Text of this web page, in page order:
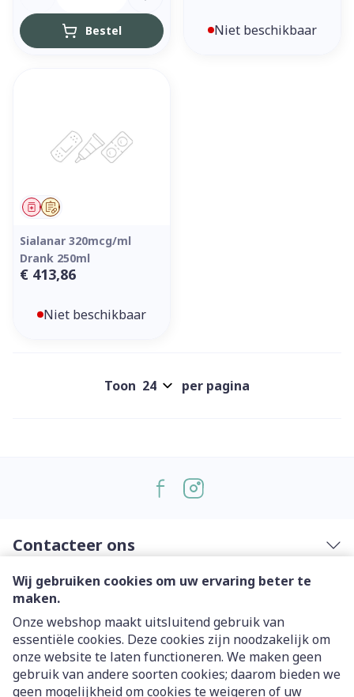
Wij gebruiken cookies om uw ervaring beter te
maken.
Onze webshop maakt uitsluitend gebruik van
essentiële cookies. Deze cookies zijn noodzakelijk om
onze website te laten functioneren. We maken geen
gebruik van andere soorten cookies; daarom bieden we
geen mogelijkheid om cookies te weigeren of uw
Bestel Niet beschikbaar
Op voorschrift
Geneesmiddel
Sialanar 320mcg/ml
Drank 250ml
€ 413,86
Niet beschikbaar
Toon per pagina
Contacteer ons
Nuttige links